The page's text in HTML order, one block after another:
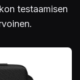
testaamisen